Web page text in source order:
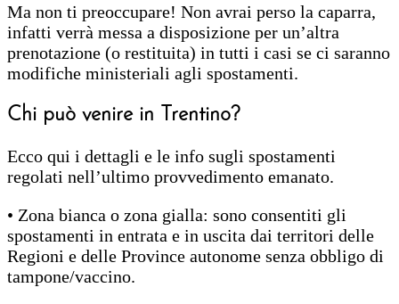
Ma non ti preoccupare! Non avrai perso la caparra,
infatti verrà messa a disposizione per un’altra
prenotazione (o restituita) in tutti i casi se ci saranno
modifiche ministeriali agli spostamenti.
Chi può venire in Trentino?
Ecco qui i dettagli e le info sugli spostamenti
regolati nell’ultimo provvedimento emanato.
• Zona bianca o zona gialla: sono consentiti gli
spostamenti in entrata e in uscita dai territori delle
Regioni e delle Province autonome senza obbligo di
tampone/vaccino.